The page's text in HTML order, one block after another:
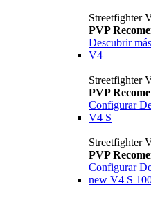
Streetfighter
PVP
Descubrir más
V4
Streetfighter
PVP
Configurar
V4 S
Streetfighter
PVP
Configurar
new V4 S